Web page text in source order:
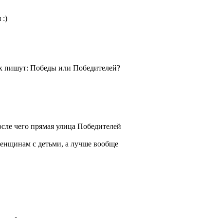
:)
пишут: Победы или Победителей?
чего прямая улица Победителей
с детьми, а лучше вообще